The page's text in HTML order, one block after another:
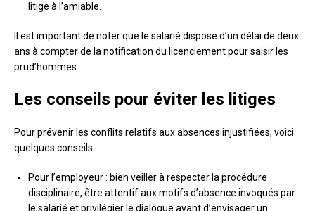
litige à l’amiable.
Il est important de noter que le salarié dispose d’un délai de deux
ans à compter de la notification du licenciement pour saisir les
prud’hommes.
Les conseils pour éviter les litiges
Pour prévenir les conflits relatifs aux absences injustifiées, voici
quelques conseils :
Pour l’employeur : bien veiller à respecter la procédure
disciplinaire, être attentif aux motifs d’absence invoqués par
le salarié et privilégier le dialogue avant d’envisager un